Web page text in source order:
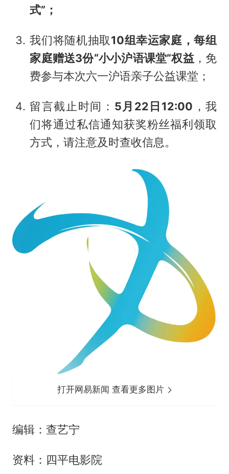
式”；
我们将随机抽取10组幸运家庭，每组
家庭赠送3份“小小沪语课堂”权益 ，免
费参与本次六一沪语亲子公益课堂；
留言截止时间： 5月22日12:00 ，我
们将通过私信通知获奖粉丝福利领取
方式，请注意及时查收信息。
打开网易新闻 查看更多图片
编辑：查艺宁
资料：四平电影院